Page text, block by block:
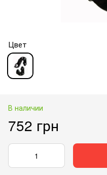
Цвет
В наличии
752 грн